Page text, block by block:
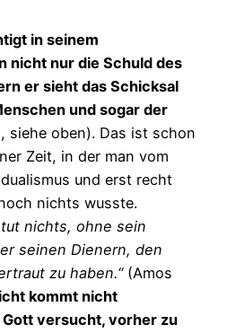
in seinem
nicht nur die Schuld des
er sieht das Schicksal
und sogar der
siehe oben). Das ist schon
Zeit, in der man vom
und erst recht
nichts wusste.
nichts, ohne sein
seinen Dienern, den
zu haben.“(Amos
kommt nicht
versucht, vorher zu